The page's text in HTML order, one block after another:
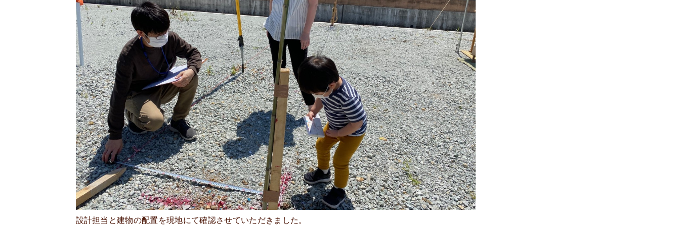
設計担当と建物の配置を現地にて確認させていただきました。